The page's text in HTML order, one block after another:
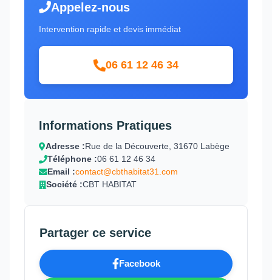
Appelez-nous
Intervention rapide et devis immédiat
06 61 12 46 34
Informations Pratiques
Adresse :Rue de la Découverte, 31670 Labège
Téléphone :06 61 12 46 34
Email :contact@cbthabitat31.com
Société :CBT HABITAT
Partager ce service
Facebook